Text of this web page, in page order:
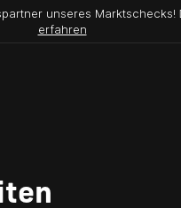
unseres Marktschecks!
erfahren